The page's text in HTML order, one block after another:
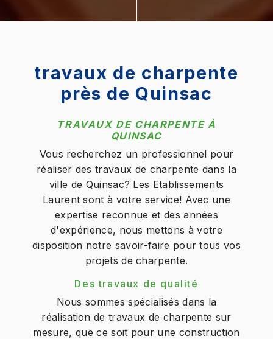
travaux de charpente
près de Quinsac
TRAVAUX DE CHARPENTE À
QUINSAC
Vous recherchez un professionnel pour
réaliser des travaux de charpente dans la
ville de Quinsac? Les Etablissements
Laurent sont à votre service! Avec une
expertise reconnue et des années
d'expérience, nous mettons à votre
disposition notre savoir-faire pour tous vos
projets de charpente.
Des travaux de qualité
Nous sommes spécialisés dans la
réalisation de travaux de charpente sur
mesure, que ce soit pour une construction